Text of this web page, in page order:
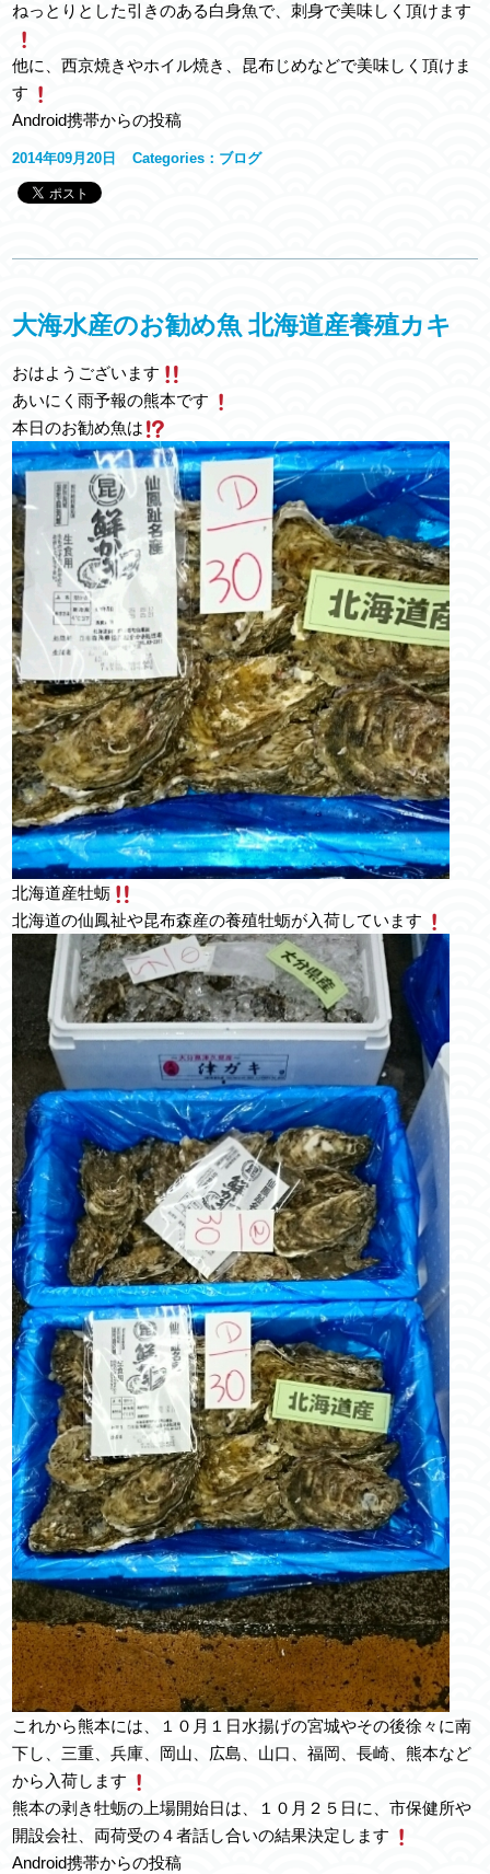
ねっとりとした引きのある白身魚で、刺身で美味しく頂けます
他に、西京焼きやホイル焼き、昆布じめなどで美味しく頂けま
す
Android携帯からの投稿
2014年09月20日 Categories： ブログ
大海水産のお勧め魚 北海道産養殖カキ
おはようございます
あいにく雨予報の熊本です
本日のお勧め魚は
北海道産牡蛎
北海道の仙鳳祉や昆布森産の養殖牡蛎が入荷しています
これから熊本には、１０月１日水揚げの宮城やその後徐々に南
下し、三重、兵庫、岡山、広島、山口、福岡、長崎、熊本など
から入荷します
熊本の剥き牡蛎の上場開始日は、１０月２５日に、市保健所や
開設会社、両荷受の４者話し合いの結果決定します
Android携帯からの投稿